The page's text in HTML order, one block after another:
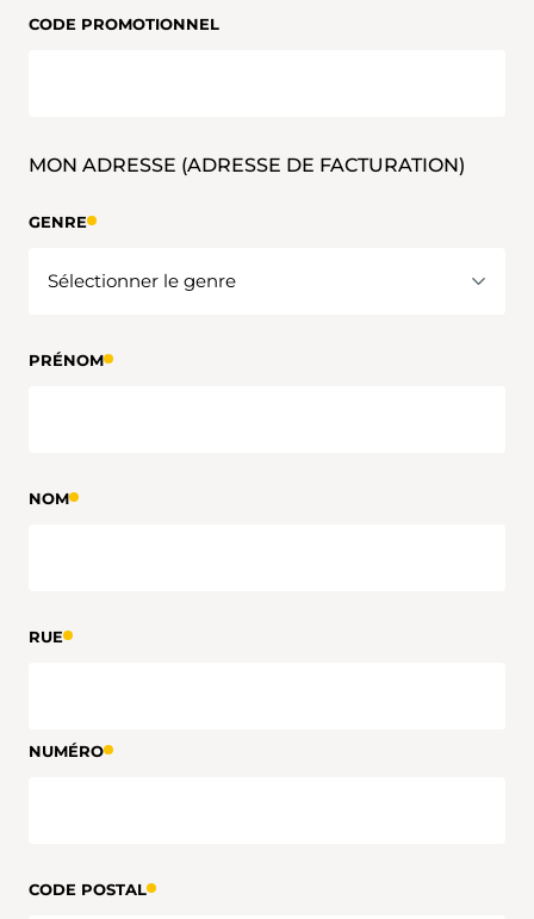
CODE PROMOTIONNEL
MON ADRESSE (ADRESSE DE FACTURATION)
GENRE
PRÉNOM
NOM
RUE
NUMÉRO
CODE POSTAL